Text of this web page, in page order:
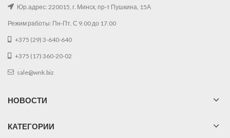
Юр.адрес: 220015, г. Минск, пр-т Пушкина, 15А
Режим работы: Пн-Пт. С 9.00 до 17.00
+375 (29) 3-640-640
+375 (17) 360-20-02
sale@wnk.biz
НОВОСТИ
КАТЕГОРИИ